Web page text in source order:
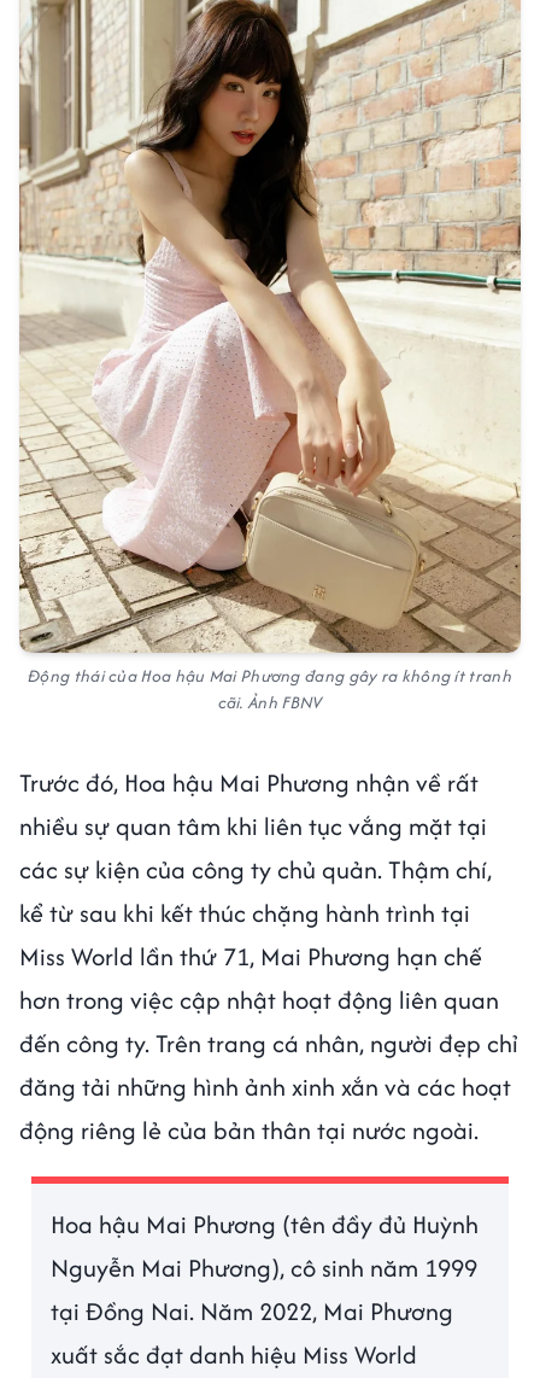
Động thái của Hoa hậu Mai Phương đang gây ra không ít tranh
cãi. Ảnh FBNV
Trước đó, Hoa hậu Mai Phương nhận về rất
nhiều sự quan tâm khi liên tục vắng mặt tại
các sự kiện của công ty chủ quản. Thậm chí,
kể từ sau khi kết thúc chặng hành trình tại
Miss World lần thứ 71, Mai Phương hạn chế
hơn trong việc cập nhật hoạt động liên quan
đến công ty. Trên trang cá nhân, người đẹp chỉ
đăng tải những hình ảnh xinh xắn và các hoạt
động riêng lẻ của bản thân tại nước ngoài.
Hoa hậu Mai Phương (tên đầy đủ Huỳnh
Nguyễn Mai Phương), cô sinh năm 1999
tại Đồng Nai. Năm 2022, Mai Phương
xuất sắc đạt danh hiệu Miss World